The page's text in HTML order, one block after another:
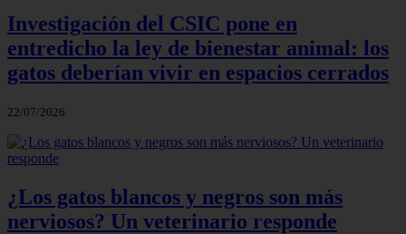
Investigación del CSIC pone en
entredicho la ley de bienestar animal: los
gatos deberían vivir en espacios cerrados
22/07/2026
¿Los gatos blancos y negros son más
nerviosos? Un veterinario responde